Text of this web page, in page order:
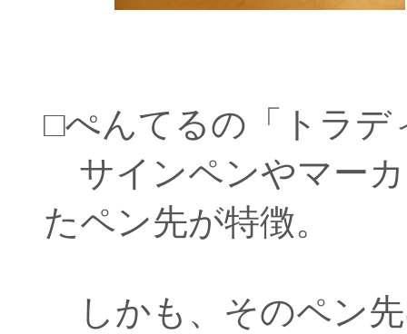
□ぺんてるの「トラデ
サインペンやマー
たペン先が特徴。
しかも、そのペン